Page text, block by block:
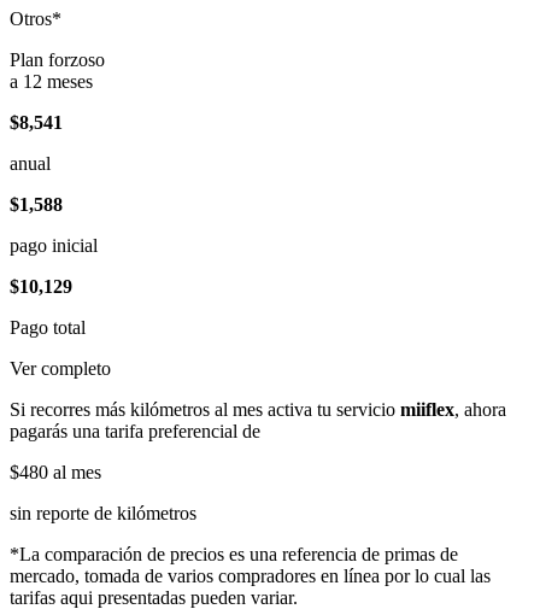
Otros*
Plan forzoso
a 12 meses
$8,541
anual
$1,588
pago inicial
$10,129
Pago total
Ver completo
Si recorres más kilómetros al mes activa tu servicio miiflex, ahora
pagarás una tarifa preferencial de
$480 al mes
sin reporte de kilómetros
*La comparación de precios es una referencia de primas de
mercado, tomada de varios compradores en línea por lo cual las
tarifas aqui presentadas pueden variar.